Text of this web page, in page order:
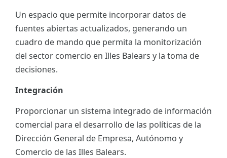
Un espacio que permite incorporar datos de
fuentes abiertas actualizados, generando un
cuadro de mando que permita la monitorización
del sector comercio en Illes Balears y la toma de
decisiones.
Integración
Proporcionar un sistema integrado de información
comercial para el desarrollo de las políticas de la
Dirección General de Empresa, Autónomo y
Comercio de las Illes Balears.